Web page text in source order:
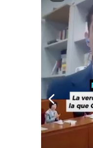
Condiciones
Privacidad